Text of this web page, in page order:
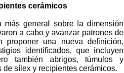
cerámicos
más general sobre la dimensión
a cabo y avanzar patrones de
una nueva definición,
identificados, que incluyen
también abrigos, túmulos y
sílex y recipientes cerámicos.